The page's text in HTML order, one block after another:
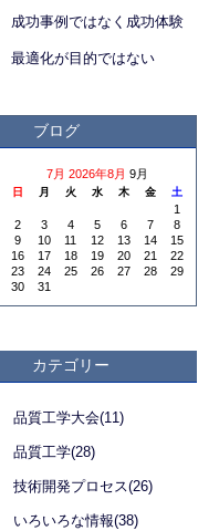
成功事例ではなく成功体験
最適化が目的ではない
ブログ
7月 2026年8月 9月
日 月 火 水 木 金 土
1
2
3 4 5 6 7
8
9
10 11 12 13 14
15
16
17 18 19 20 21
22
23
24 25 26 27 28
29
30
31
カテゴリー
品質工学大会(11)
品質工学(28)
技術開発プロセス(26)
いろいろな情報(38)